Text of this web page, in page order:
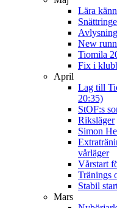
Lära
New
Tiomila
Fix i
April
Lag till
20:35)
StOF:s
Riksläger
Simon
vårläger
Vårstart
Tränings
Stabil
Mars